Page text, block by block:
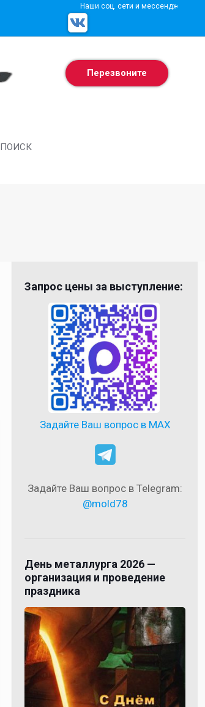
Наши соц. сети и мессенджеры
ПОИСК
Перезвоните
Запрос цены за выступление:
Задайте Ваш вопрос в MAX
Задайте Ваш вопрос в Telegram:
@mold78
День металлурга 2026 —
организация и проведение
праздника